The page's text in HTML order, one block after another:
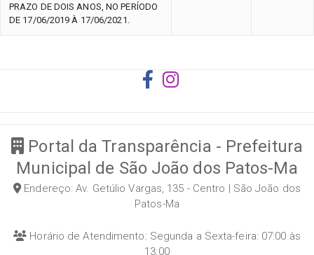
PRAZO DE DOIS ANOS, NO PERÍODO
DE 17/06/2019 À 17/06/2021.
Portal da Transparência - Prefeitura
Municipal de São João dos Patos-Ma
Endereço: Av. Getúlio Vargas, 135 - Centro | São João dos
Patos-Ma
Horário de Atendimento: Segunda a Sexta-feira: 07:00 às
13:00